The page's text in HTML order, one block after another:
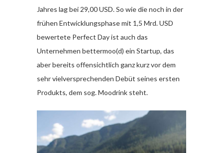
Jahres lag bei 29,00 USD. So wie die noch in der
frühen Entwicklungsphase mit 1,5 Mrd. USD
bewertete Perfect Day ist auch das
Unternehmen bettermoo(d) ein Startup, das
aber bereits offensichtlich ganz kurz vor dem
sehr vielversprechenden Debüt seines ersten
Produkts, dem sog. Moodrink steht.